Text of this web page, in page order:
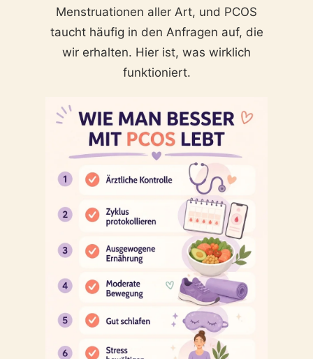
Menstruationen aller Art, und PCOS
taucht häufig in den Anfragen auf, die
wir erhalten. Hier ist, was wirklich
funktioniert.